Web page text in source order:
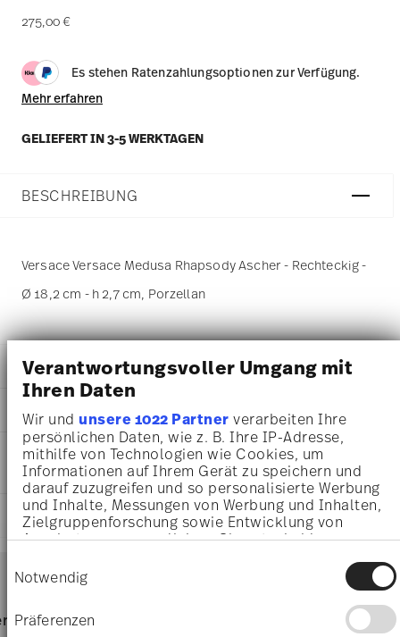
Verantwortungsvoller Umgang mit
Ihren Daten
Wir undunsere 1022 Partner verarbeiten Ihre
persönlichen Daten, wie z. B. Ihre IP-Adresse,
mithilfe von Technologien wie Cookies, um
Informationen auf Ihrem Gerät zu speichern und
darauf zuzugreifen und so personalisierte Werbung
und Inhalte, Messungen von Werbung und Inhalten,
Zielgruppenforschung sowie Entwicklung von
Angeboten zu ermöglichen. Sie entscheiden
Sie können Ihre Einwilligung jederzeit über die
Cookie-Erklärung oder durch Klicken auf das
Privacy Trigger Symbol ändern oder widerrufen
Notwendig
Präferenzen
275,00 €
Es stehen Ratenzahlungsoptionen zur Verfügung.
Mehr erfahren
GELIEFERT IN 3-5 WERKTAGEN
BESCHREIBUNG
Versace Versace Medusa Rhapsody Ascher - Rechteckig -
Ø 18,2 cm - h 2,7 cm, Porzellan
DETAILS
Versace
Medusa Rhapsody
Medusa Rhapsody
Porzellan
14269-403670-27231
4012437373110
DE
2019
MA
18,20 cm
14,50 cm
11,80 cm
2,70 cm
255 gr
23,80 cm
PFLEGE- UND
SICHERHEITSINFORMATIONEN
Nur von Hand reinigen
LIEFERUNG UND RÜCKSENDUNG
Lieferzeiten & Versand
Footer